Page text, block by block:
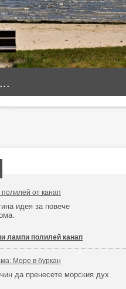
от канап
идея за повече
лампи полилей канап
Море в буркан
да пренесете морския дух